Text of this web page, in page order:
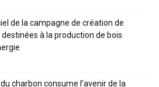
de la campagne de création de
à la production de bois
charbon consume l’avenir de la